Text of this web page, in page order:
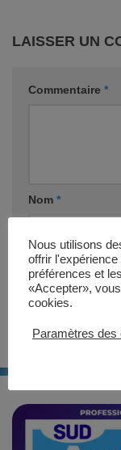
LAISSER UN
Commentaire *
Nom *
Site web
Nous utilisons
offrir
préférences et
«Accepter»,
cookies.
Paramètres des